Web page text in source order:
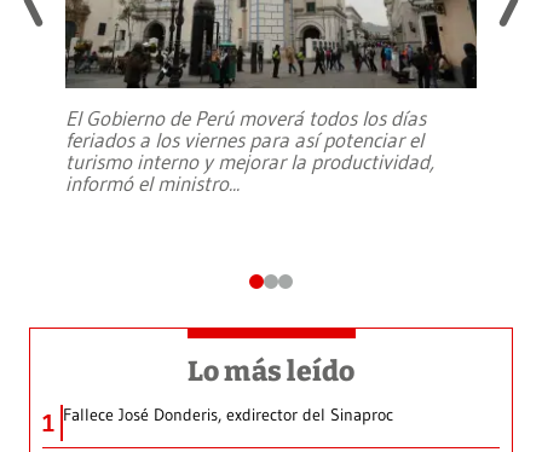
El Gobierno de Perú moverá todos los días
feriados a los viernes para así potenciar el
turismo interno y mejorar la productividad,
informó el ministro...
Lo más leído
1 Fallece José Donderis, exdirector del Sinaproc